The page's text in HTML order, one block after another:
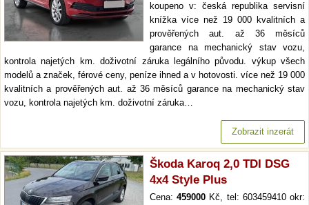
koupeno v: česká republika servisní
knížka více než 19 000 kvalitních a
prověřených aut. až 36 měsíců
garance na mechanický stav vozu,
kontrola najetých km. doživotní záruka legálního původu. výkup všech
modelů a značek, férové ceny, peníze ihned a v hotovosti. více než 19 000
kvalitních a prověřených aut. až 36 měsíců garance na mechanický stav
vozu, kontrola najetých km. doživotní záruka…
Zobrazit inzerát
Škoda Karoq 2,0 TDI DSG
4x4 Style Plus
Cena:459000 Kč, tel: 603459410 okr: